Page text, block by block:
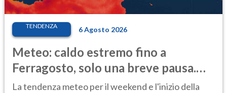
TENDENZA 6 Agosto 2026
Meteo: caldo estremo fino a
Ferragosto, solo una breve pausa.
Ecco dove
La tendenza meteo per il weekend e l'inizio della